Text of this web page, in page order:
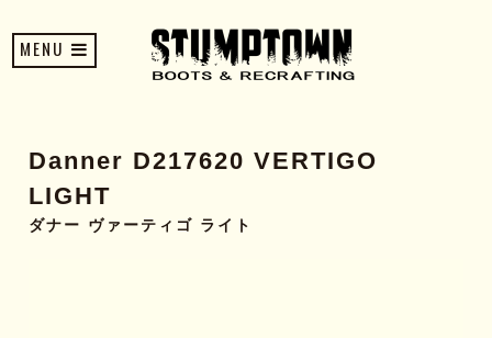
MENU
Danner D217620 VERTIGO
LIGHT
ダナー ヴァーティゴ ライト